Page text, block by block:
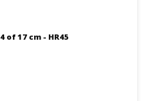
of 17 cm - HR45